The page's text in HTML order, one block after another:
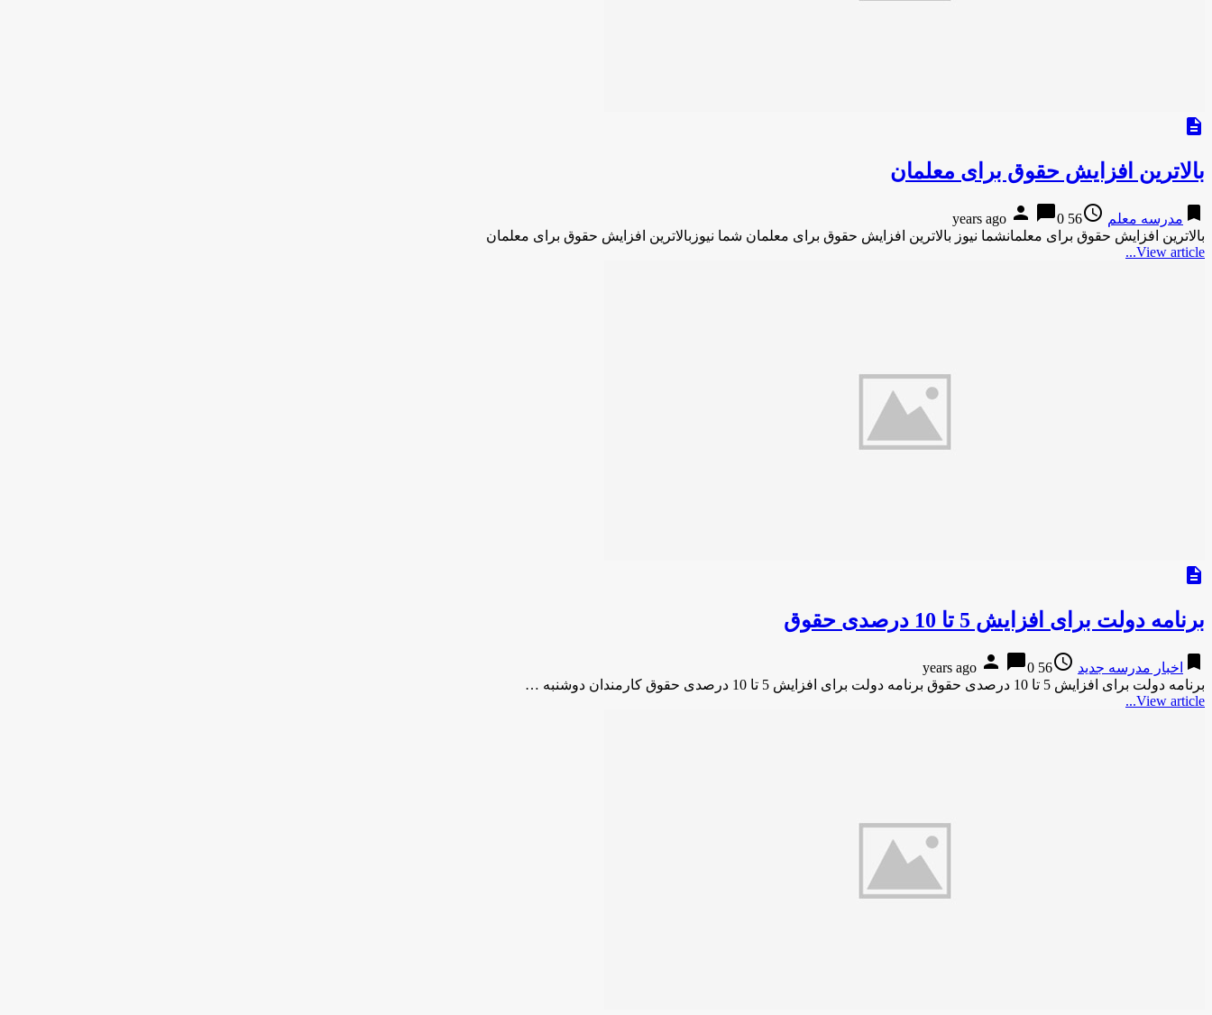
description
بالاترین افزایش حقوق برای معلمان
bookmark مدرسه معلم access_time
56 years ago
person chat_bubble0
بالاترین افزایش حقوق برای معلمانشما نیوز بالاترین افزایش حقوق برای معلمان شما نیوزبالاترین افزایش حقوق برای معلمان
View article...
description
برنامه دولت برای افزایش 5 تا 10 درصدی حقوق
bookmark اخبار مدرسه جدید access_time
56 years ago
person chat_bubble0
برنامه دولت برای افزایش 5 تا 10 درصدی حقوق برنامه دولت برای افزایش 5 تا 10 درصدی حقوق کارمندان دوشنبه …
View article...